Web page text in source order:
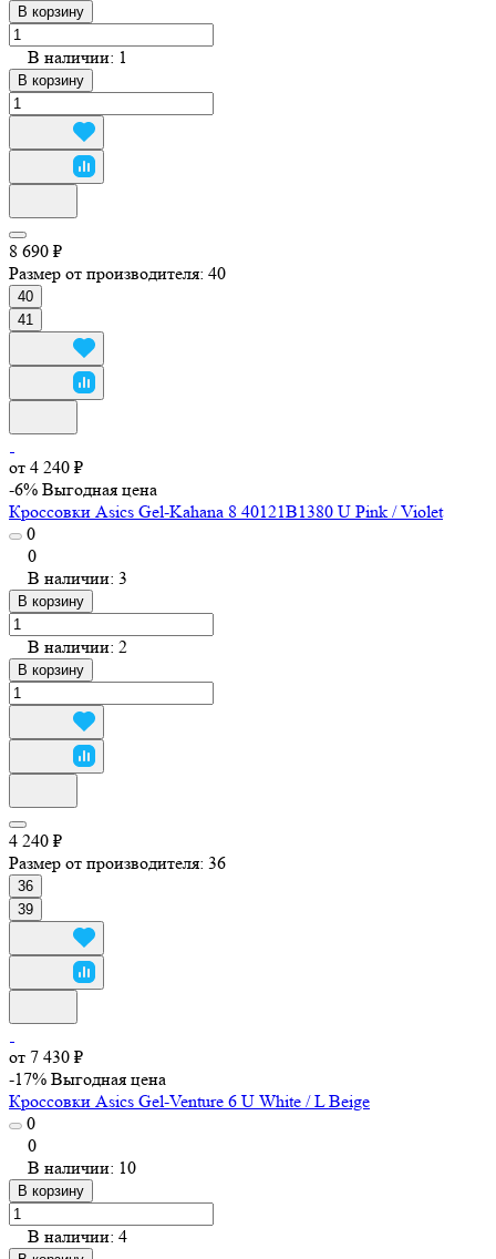
В корзину
В наличии: 1
В корзину
8 690 ₽
Размер от производителя: 40
40
41
от 4 240 ₽
-6% Выгодная цена
Кроссовки Asics Gel-Kahana 8 40121B1380 U Pink / Violet
0
0
В наличии: 3
В корзину
В наличии: 2
В корзину
4 240 ₽
Размер от производителя: 36
36
39
от 7 430 ₽
-17% Выгодная цена
Кроссовки Asics Gel-Venture 6 U White / L Beige
0
0
В наличии: 10
В корзину
В наличии: 4